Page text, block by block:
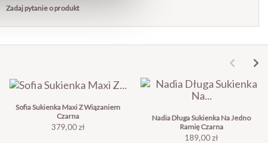
Zadaj pytanie o produkt
Sofia Sukienka Maxi Z Wiązaniem
Czarna
Cena
379,00 zł
Nadia Długa Sukienka Na Jedno
Ramię Czarna
Cena
189,00 zł